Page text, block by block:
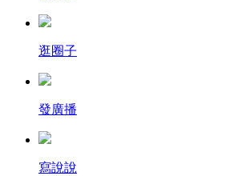
逛圈子
發廣播
寫說說